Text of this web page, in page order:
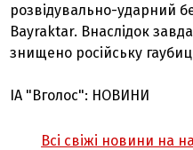
розвідувально-ударний
Bayraktar. Внаслідок
знищено російську
ІА "Вголос": НОВИНИ
Всі свіжі новини на